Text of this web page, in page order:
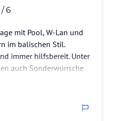
/ 6
mit Pool, W-Lan und
im balischen Stil.
immer hilfsbereit. Unter
auch Sonderwünsche
typisch balisch
die es gibt liegen
zum Beispiel die sehr